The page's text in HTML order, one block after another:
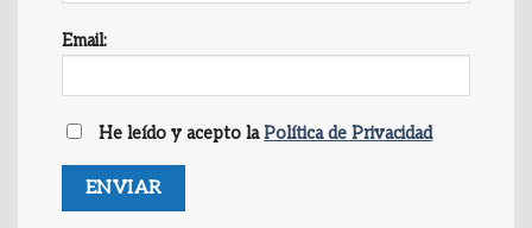
Email:
He leído y acepto laPolítica de Privacidad